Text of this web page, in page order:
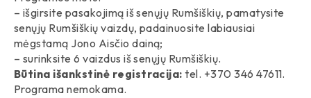
– išgirsite pasakojimą iš senųjų Rumšiškių, pamatysite
senųjų Rumšiškių vaizdų, padainuosite labiausiai
mėgstamą Jono Aisčio dainą;
– surinksite 6 vaizdus iš senųjų Rumšiškių.
Būtina išankstinė registracija: tel. +370 346 47611.
Programa nemokama.